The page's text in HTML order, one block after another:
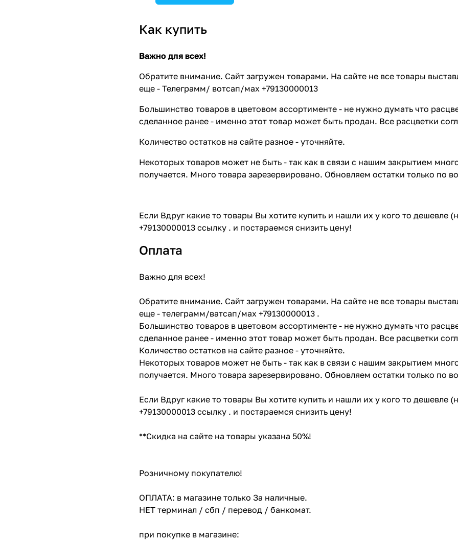
Как купить
Важно для всех!
Обратите внимание. Сайт загружен товарами. На сайте не все товары
еще - Телеграмм/ вотсап/мах +79130000013
Большинство товаров в цветовом ассортименте - не нужно думать что
сделанное ранее - именно этот товар может быть продан. Все расцветки
Количество остатков на сайте разное - уточняйте.
Некоторых товаров может не быть - так как в связи с нашим закрытием
получается. Много товара зарезервировано. Обновляем остатки только по
Если Вдруг какие то товары Вы хотите купить и нашли их у кого то
+79130000013 ссылку . и постараемся снизить цену!
Оплата
Важно для всех!
Обратите внимание. Сайт загружен товарами. На сайте не все товары
еще - телеграмм/ватсап/мах +79130000013 .
Большинство товаров в цветовом ассортименте - не нужно думать что
сделанное ранее - именно этот товар может быть продан. Все расцветки
Количество остатков на сайте разное - уточняйте.
Некоторых товаров может не быть - так как в связи с нашим закрытием
получается. Много товара зарезервировано. Обновляем остатки только по
Если Вдруг какие то товары Вы хотите купить и нашли их у кого то
+79130000013 ссылку . и постараемся снизить цену!
**Скидка на сайте на товары указана 50%!
Розничному покупателю!
ОПЛАТА: в магазине только За наличные.
НЕТ терминал / сбп / перевод / банкомат.
при покупке в магазине: